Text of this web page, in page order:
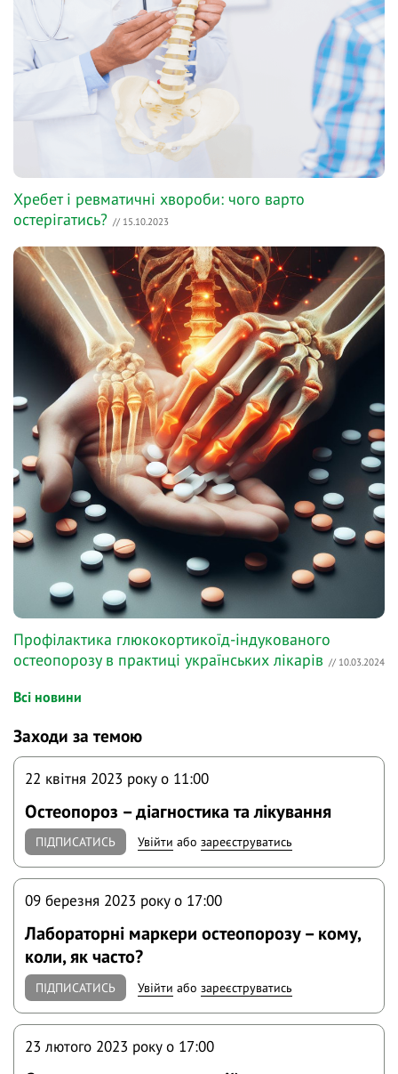
Хребет і ревматичні хвороби: чого варто
остерігатись? // 15.10.2023
Профілактика глюкокортикоїд-індукованого
остеопорозу в практиці українських лікарів // 10.03.2024
Всі новини
Заходи за темою
22 квітня 2023 року o 11:00
Остеопороз – діагностика та лікування
ПІДПИСАТИСЬ Увійти абозареєструватись
09 березня 2023 року o 17:00
Лабораторні маркери остеопорозу – кому,
коли, як часто?
ПІДПИСАТИСЬ Увійти абозареєструватись
23 лютого 2023 року o 17:00